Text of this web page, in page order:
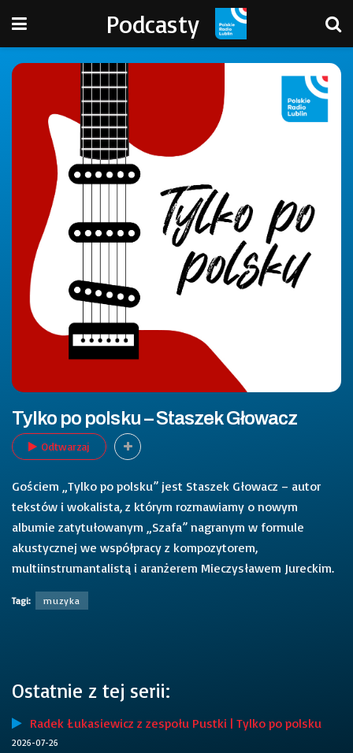
Podcasty
Tylko po polsku – Staszek Głowacz
Odtwarzaj
Gościem „Tylko po polsku” jest Staszek Głowacz – autor
tekstów i wokalista, z którym rozmawiamy o nowym
albumie zatytułowanym „Szafa” nagranym w formule
akustycznej we współpracy z kompozytorem,
multiinstrumantalistą i aranżerem Mieczysławem Jureckim.
Tagi: muzyka
Ostatnie z tej serii:
Radek Łukasiewicz z zespołu Pustki | Tylko po polsku
2026-07-26